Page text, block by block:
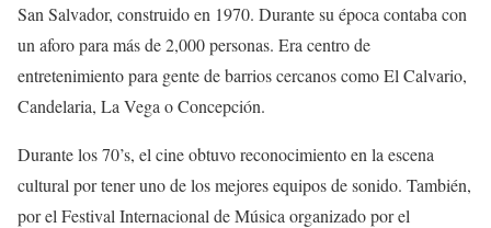
San Salvador, construido en 1970. Durante su época contaba con
un aforo para más de 2,000 personas. Era centro de
entretenimiento para gente de barrios cercanos como El Calvario,
Candelaria, La Vega o Concepción.
Durante los 70’s, el cine obtuvo reconocimiento en la escena
cultural por tener uno de los mejores equipos de sonido. También,
por el Festival Internacional de Música organizado por el